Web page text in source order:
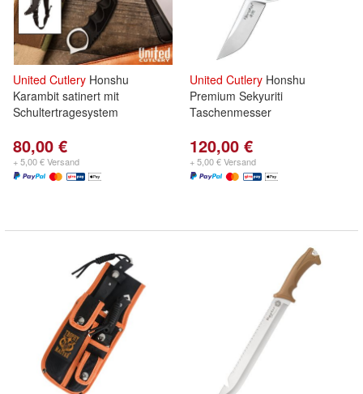
United Cutlery Honshu
Karambit satinert mit
Schultertragesystem
80,00 €
+ 5,00 € Versand
United Cutlery Honshu
Premium Sekyuriti
Taschenmesser
120,00 €
+ 5,00 € Versand